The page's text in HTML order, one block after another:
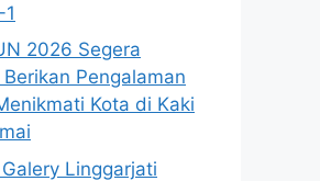
2026 Segera
Pengalaman
Kota di Kaki
Linggarjati